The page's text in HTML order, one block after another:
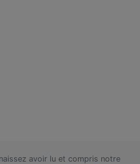
avoir lu et compris notre